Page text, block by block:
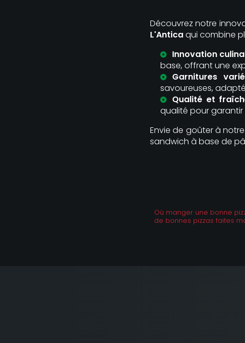
Découvrez notre
L'Anticaqui combine
Innovation
base, offrant une
Garnitures
savoureuses,
Qualité et
qualité pour
Envie de goûter à
sandwich à base de
Où manger une bonne
de bonnes pizzas faites